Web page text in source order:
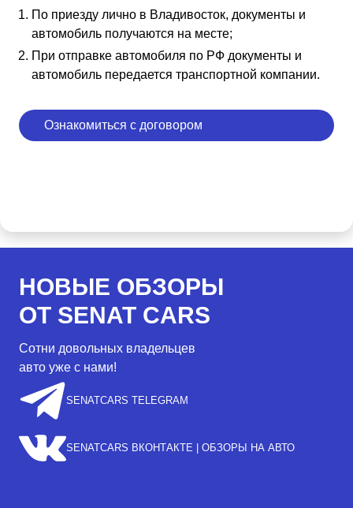
По приезду лично в Владивосток, документы и
автомобиль получаются на месте;
При отправке автомобиля по РФ документы и
автомобиль передается транспортной компании.
Ознакомиться с договором
НОВЫЕ ОБЗОРЫ
ОТ SENAT CARS
Сотни довольных владельцев
авто уже с нами!
SENATCARS TELEGRAM
SENATCARS ВКОНТАКТЕ | ОБЗОРЫ НА АВТО